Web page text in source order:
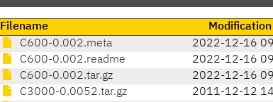
Filename
C600-0.002.meta
2022-12-16
C600-0.002.readme
2022-12-16
C600-0.002.tar.gz
2022-12-16
C3000-0.0052.tar.gz
2011-12-12